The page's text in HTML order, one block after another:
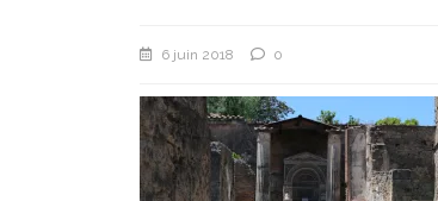
6 juin 2018 0